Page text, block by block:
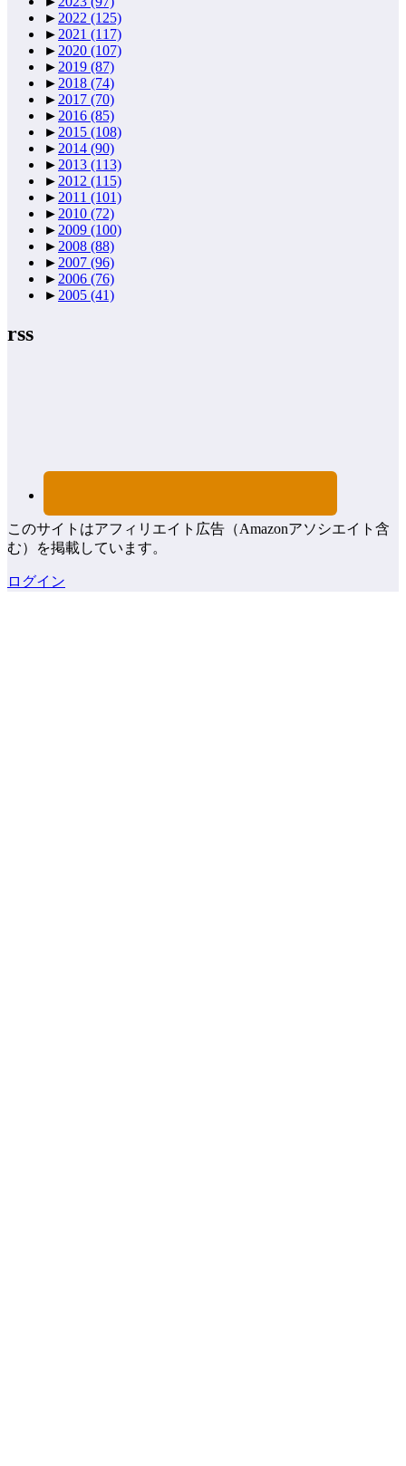
► 2022 (125)
► 2021 (117)
► 2020 (107)
► 2019 (87)
► 2018 (74)
► 2017 (70)
► 2016 (85)
► 2015 (108)
► 2014 (90)
► 2013 (113)
► 2012 (115)
► 2011 (101)
► 2010 (72)
► 2009 (100)
► 2008 (88)
► 2007 (96)
► 2006 (76)
► 2005 (41)
rss
このサイトはアフィリエイト広告（Amazonアソシエイト含
む）を掲載しています。
ログイン